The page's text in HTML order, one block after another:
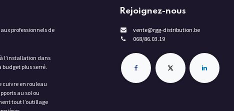
professionnels de
l’installation dans
plus serré.
cuivre en rouleau
au sol ou
tout l’outillage
Rejoignez-nous
vente@rgg-distribution.be
068/86.03.19